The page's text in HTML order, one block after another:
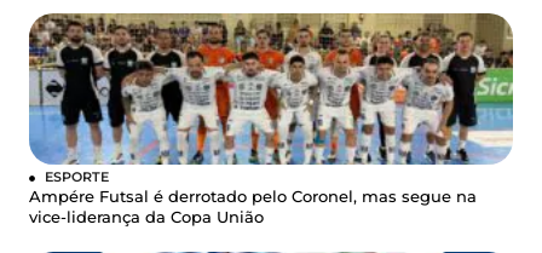
ESPORTE
Ampére Futsal é derrotado pelo Coronel, mas segue na
vice-liderança da Copa União